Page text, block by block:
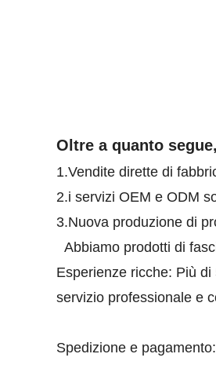
Oltre a quanto
1.Vendite dirette di
2.i servizi OEM e ODM
3.Nuova produzione di
Abbiamo prodotti di
Esperienze ricche: Più
servizio professionale e
Spedizione e pagamento: